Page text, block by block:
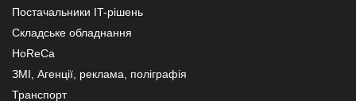
Постачальники IT-рішень
Складське обладнання
HoReCa
ЗМІ, Агенції, реклама, поліграфія
Транспорт